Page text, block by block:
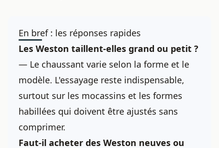
En bref : les réponses rapides
Les Weston taillent-elles grand ou petit ?
— Le chaussant varie selon la forme et le
modèle. L'essayage reste indispensable,
surtout sur les mocassins et les formes
habillées qui doivent être ajustés sans
comprimer.
Faut-il acheter des Weston neuves ou